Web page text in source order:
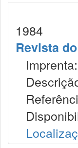
1984
Revista